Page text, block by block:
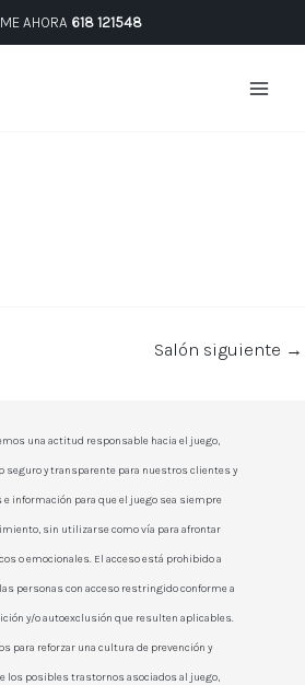
AHORA 618 121548
Salón siguiente →
una actitud responsable hacia el juego,
seguro y transparente para nuestros clientes y
información para que el juego sea siempre
sin utilizarse como vía para afrontar
o emocionales. El acceso está prohibido a
las personas con acceso restringido conforme a
y/o autoexclusión que resulten aplicables.
para reforzar una cultura de prevención y
los posibles trastornos asociados al juego,